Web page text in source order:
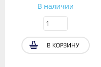
В наличии
В КОРЗИНУ